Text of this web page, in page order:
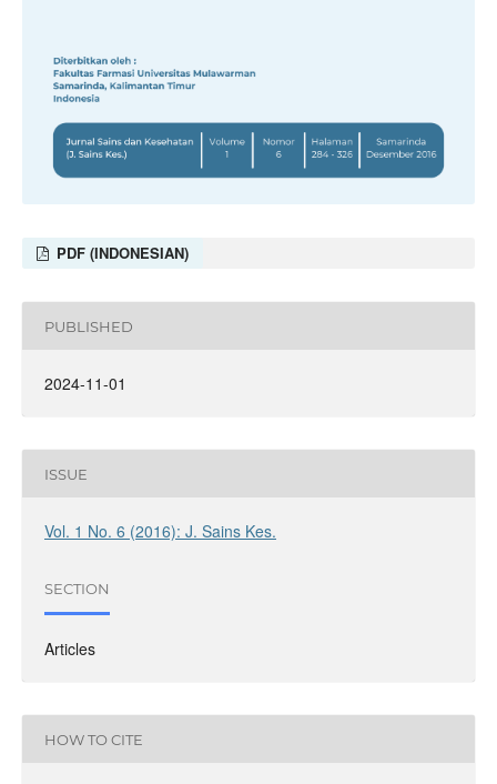
PDF (INDONESIAN)
PUBLISHED
2024-11-01
ISSUE
Vol. 1 No. 6 (2016): J. Sains Kes.
SECTION
Articles
HOW TO CITE